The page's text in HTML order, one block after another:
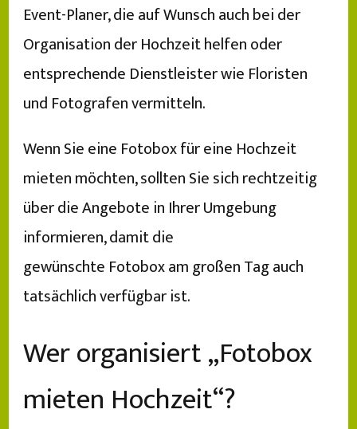
Event-Planer, die auf Wunsch auch bei der
Organisation der Hochzeit helfen oder
entsprechende Dienstleister wie Floristen
und Fotografen vermitteln.
Wenn Sie eine Fotobox für eine Hochzeit
mieten möchten, sollten Sie sich rechtzeitig
über die Angebote in Ihrer Umgebung
informieren, damit die
gewünschte Fotobox am großen Tag auch
tatsächlich verfügbar ist.
Wer organisiert „Fotobox
mieten Hochzeit“?